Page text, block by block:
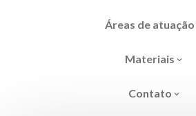
Áreas de atuação
Materiais
Contato